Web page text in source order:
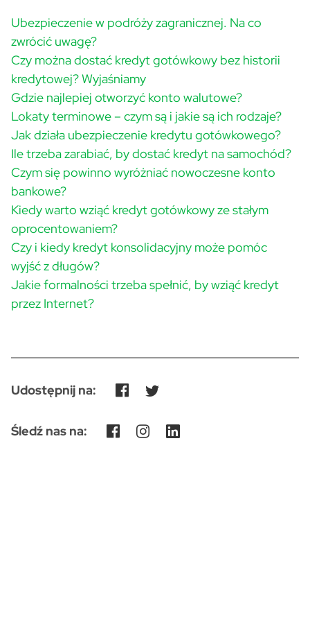
Ubezpieczenie w podróży zagranicznej. Na co
zwrócić uwagę?
Czy można dostać kredyt gotówkowy bez historii
kredytowej? Wyjaśniamy
Gdzie najlepiej otworzyć konto walutowe?
Lokaty terminowe – czym są i jakie są ich rodzaje?
Jak działa ubezpieczenie kredytu gotówkowego?
Ile trzeba zarabiać, by dostać kredyt na samochód?
Czym się powinno wyróżniać nowoczesne konto
bankowe?
Kiedy warto wziąć kredyt gotówkowy ze stałym
oprocentowaniem?
Czy i kiedy kredyt konsolidacyjny może pomóc
wyjść z długów?
Jakie formalności trzeba spełnić, by wziąć kredyt
przez Internet?
Udostępnij na:
Śledź nas na: